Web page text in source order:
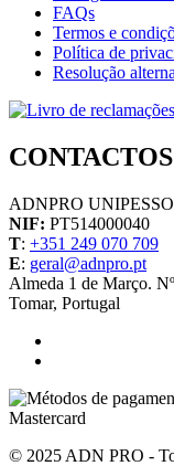
FAQs
Termos e
Política de
Resolução
CONTACTOS
ADNPRO
NIF: PT514000040
T: +351 249 070 709
E: geral@adnpro.pt
Almeda 1 de Março.
Tomar, Portugal
© 2025 ADN PRO -